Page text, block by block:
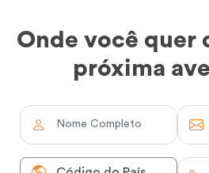
Onde você quer
próxima